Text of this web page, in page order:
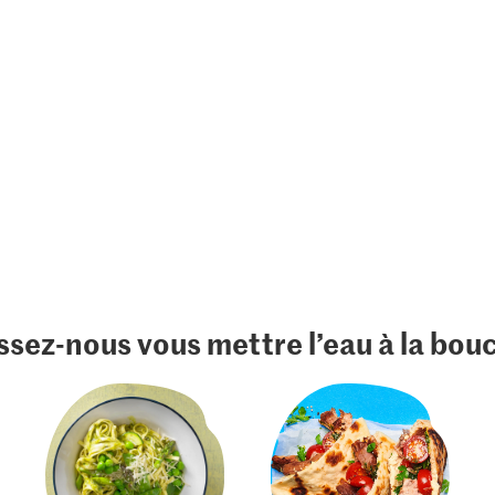
nous vous mettre l’eau à la